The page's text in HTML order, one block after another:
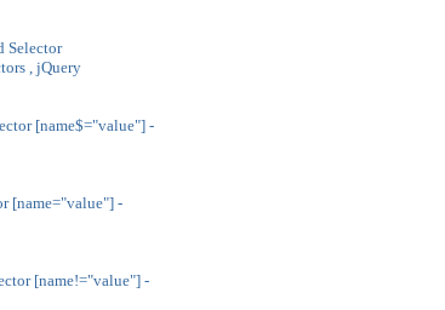
Selector
, jQuery
[name$="value"] -
[name="value"] -
[name!="value"] -